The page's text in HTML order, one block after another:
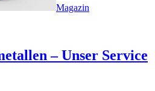
Magazin
– Unser Service